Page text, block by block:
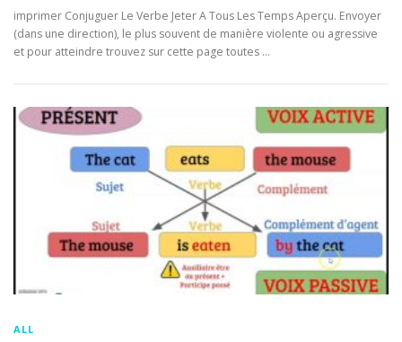
imprimer Conjuguer Le Verbe Jeter A Tous Les Temps Aperçu. Envoyer
(dans une direction), le plus souvent de manière violente ou agressive
et pour atteindre trouvez sur cette page toutes …
ALL